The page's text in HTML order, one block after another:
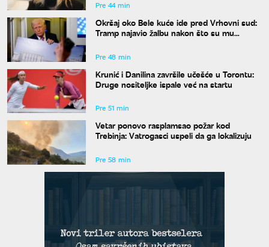
Pre 44 min
Okršaj oko Bele kuće ide pred Vrhovni sud:
Tramp najavio žalbu nakon što su mu
Pre 48 min
Krunić i Danilina završile učešće u Torontu:
Druge nositeljke ispale već na startu
Pre 51 min
Vetar ponovo rasplamsao požar kod
Trebinja: Vatrogasci uspeli da ga lokalizuju
Pre 58 min